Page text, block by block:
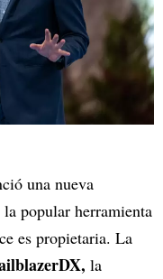
una nueva
la popular herramienta
es propietaria. La
la